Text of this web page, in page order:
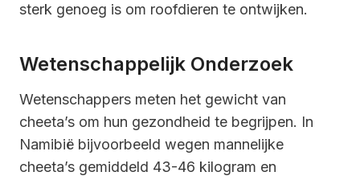
sterk genoeg is om roofdieren te ontwijken.
Wetenschappelijk Onderzoek
Wetenschappers meten het gewicht van
cheeta’s om hun gezondheid te begrijpen. In
Namibië bijvoorbeeld wegen mannelijke
cheeta’s gemiddeld 43-46 kilogram en